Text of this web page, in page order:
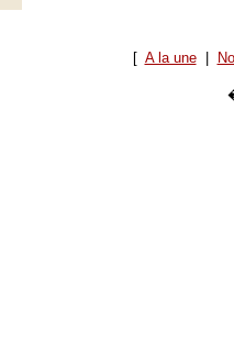
[ A la une|